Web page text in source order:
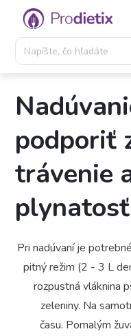
Prejsť
obsah
podporiť
trávenie
plynatosť
Pri nadúvaní je
pitný režim (2 - 3 L
rozpustná vláknina
zeleniny. Na
času. Pomalým